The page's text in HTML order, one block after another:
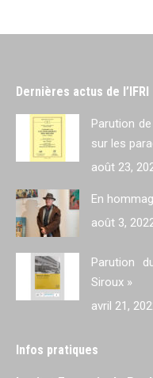
Dernières actus de l’IFRI
Parution
sur les
août 23,
En
août 3,
Parution
Siroux »
avril 21,
Infos pratiques